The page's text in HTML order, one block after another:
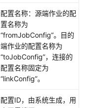
配置名称：源端作业的配
置名称为
“fromJobConfig”。目的
端作业的配置名称为
“toJobConfig”，连接的
配置名称固定为
“linkConfig”。
配置ID，由系统生成，用